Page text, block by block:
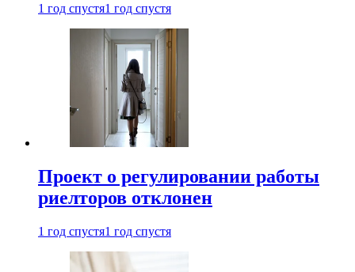
1 год спустя1 год спустя
Проект о регулировании работы
риелторов отклонен
1 год спустя1 год спустя